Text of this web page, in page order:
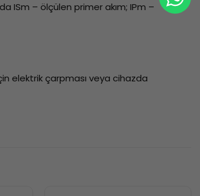
ISm – ölçülen primer akım; IPm –
elektrik çarpması veya cihazda